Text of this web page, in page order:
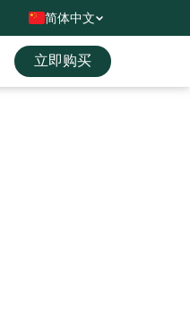
简体中文
立即购买